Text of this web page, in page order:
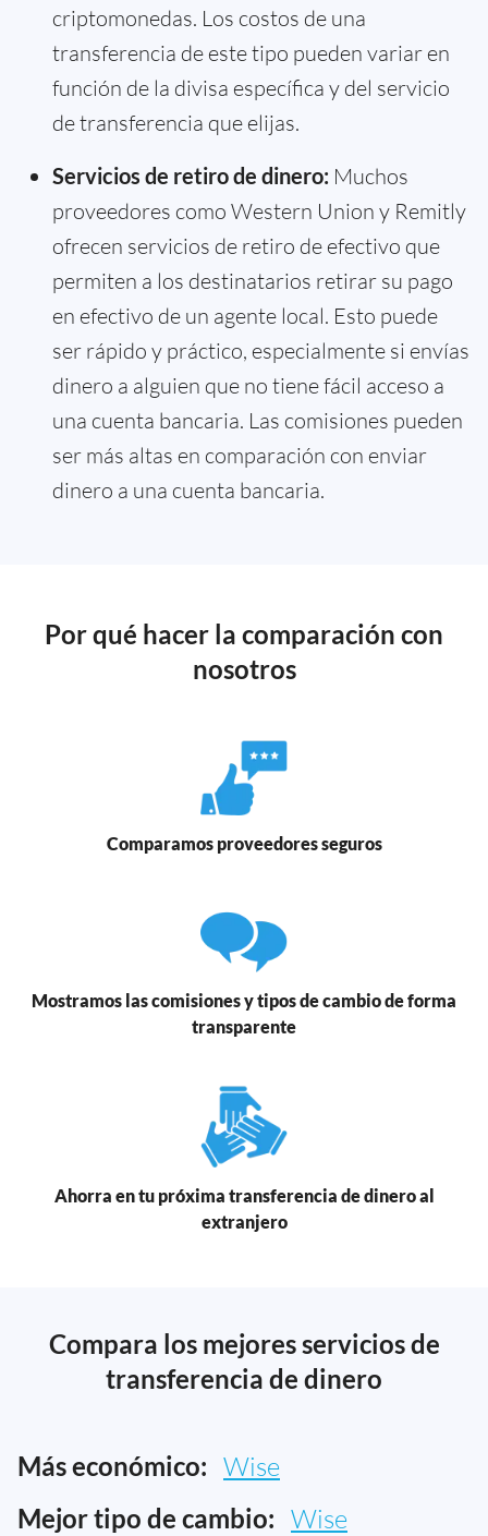
criptomonedas. Los costos de una
transferencia de este tipo pueden variar en
función de la divisa específica y del servicio
de transferencia que elijas.
Servicios de retiro de dinero: Muchos
proveedores como Western Union y Remitly
ofrecen servicios de retiro de efectivo que
permiten a los destinatarios retirar su pago
en efectivo de un agente local. Esto puede
ser rápido y práctico, especialmente si envías
dinero a alguien que no tiene fácil acceso a
una cuenta bancaria. Las comisiones pueden
ser más altas en comparación con enviar
dinero a una cuenta bancaria.
Por qué hacer la comparación con
nosotros
Comparamos proveedores seguros
Mostramos las comisiones y tipos de cambio de forma
transparente
Ahorra en tu próxima transferencia de dinero al
extranjero
Compara los mejores servicios de
transferencia de dinero
Más económico: Wise
Mejor tipo de cambio: Wise